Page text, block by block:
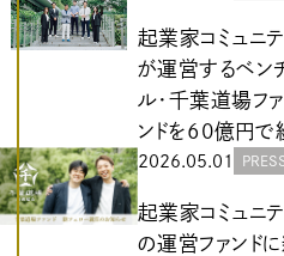
起業家コミュニ
が運営するベン
ル・千葉道場フ
ンドを60億円で
2026.05.01
起業家コミュニ
の運営ファンド